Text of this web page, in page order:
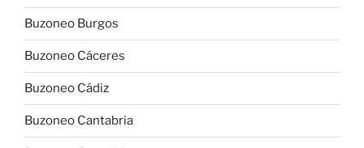
Buzoneo Burgos
Buzoneo Cáceres
Buzoneo Cádiz
Buzoneo Cantabria